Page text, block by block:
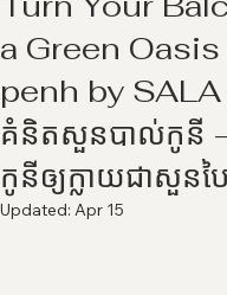
a Green
penh by SALA
គំនិតសួនបាល់កូនី –
កូនីឲ្យក្លាយជាសួនប
Updated: Apr 15